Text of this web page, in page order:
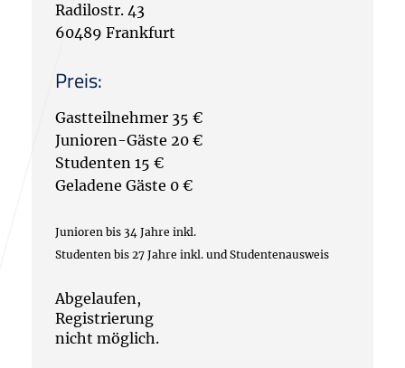
Radilostr. 43
60489 Frankfurt
Preis:
Gastteilnehmer 35 €
Junioren-Gäste 20 €
Studenten 15 €
Geladene Gäste 0 €
Junioren bis 34 Jahre inkl.
Studenten bis 27 Jahre inkl. und Studentenausweis
Abgelaufen,
Registrierung
nicht möglich.